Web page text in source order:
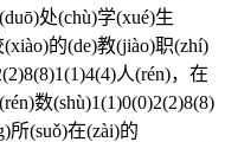
处(chù)学(xué)生
的(de)教(jiào)职(zhí)
人(rén)，在
数(shù)1(1)0(0)2(2)8(8)
所(suǒ)在(zài)的